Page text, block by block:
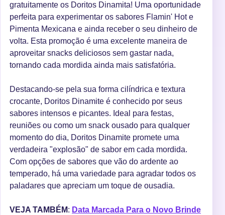
gratuitamente os Doritos Dinamita! Uma oportunidade
perfeita para experimentar os sabores Flamin' Hot e
Pimenta Mexicana e ainda receber o seu dinheiro de
volta. Esta promoção é uma excelente maneira de
aproveitar snacks deliciosos sem gastar nada,
tornando cada mordida ainda mais satisfatória.
Destacando-se pela sua forma cilíndrica e textura
crocante, Doritos Dinamite é conhecido por seus
sabores intensos e picantes. Ideal para festas,
reuniões ou como um snack ousado para qualquer
momento do dia, Doritos Dinamite promete uma
verdadeira "explosão" de sabor em cada mordida.
Com opções de sabores que vão do ardente ao
temperado, há uma variedade para agradar todos os
paladares que apreciam um toque de ousadia.
VEJA TAMBÉM: Data Marcada Para o Novo Brinde